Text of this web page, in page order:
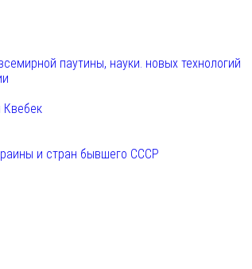
паутины, науки. новых технологий
Квебек
и стран бывшего СССР